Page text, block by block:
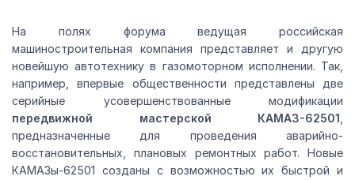
На полях форума ведущая российская
машиностроительная компания представляет и другую
новейшую автотехнику в газомоторном исполнении. Так,
например, впервые общественности представлены две
серийные усовершенствованные модификации
передвижной мастерской КАМАЗ-62501
предназначенные для проведения аварийно-
восстановительных, плановых ремонтных работ. Новые
КАМАЗы-62501 созданы с возможностью их быстрой и